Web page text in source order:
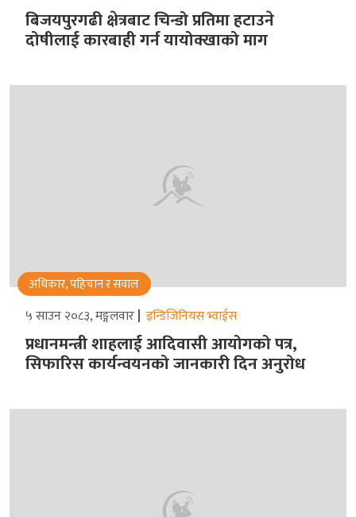
बिजयपुरगढी क्षेत्रबाट चिन्डो प्रतिमा हटाउने
दोषीलाई कारबाही गर्न यायोक्खाको माग
अधिकार, पहिचान र सवाल
५ साउन २०८३, मङ्गलवार इन्डिजिनियस भ्वाईस
प्रधानमन्त्री शाहलाई आदिवासी आयोगको पत्र,
सिफारिस कार्यन्वयनको जानकारी दिन अनुरोध